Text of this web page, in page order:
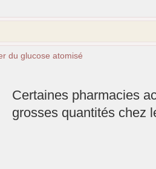
du glucose atomisé
Certaines pharmacies
grosses quantités chez